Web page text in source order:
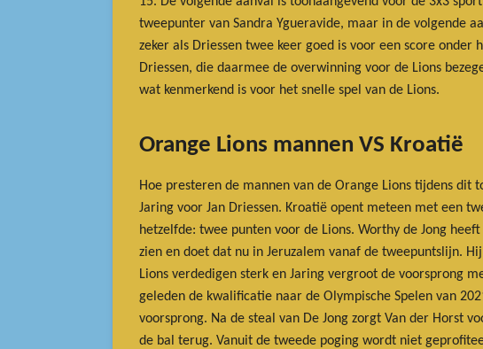
tweepunter van Sandra Ygueravide, maar in de volgende
zeker als Driessen twee keer goed is voor een score
Driessen, die daarmee de overwinning voor de Lions
wat kenmerkend is voor het snelle spel van de Lions.
Orange Lions mannen VS Kroatië
Hoe presteren de mannen van de Orange Lions tijdens
Jaring voor Jan Driessen. Kroatië opent meteen met een
hetzelfde: twee punten voor de Lions. Worthy de Jong
zien en doet dat nu in Jeruzalem vanaf de tweepuntslijn.
Lions verdedigen sterk en Jaring vergroot de voorsprong
geleden de kwalificatie naar de Olympische Spelen van
voorsprong. Na de steal van De Jong zorgt Van der Horst
de bal terug. Vanuit de tweede poging wordt niet